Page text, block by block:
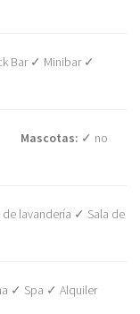
Bar ✓ Minibar ✓
Mascotas: ✓ no
lavandería ✓ Sala de
✓ Spa ✓ Alquiler